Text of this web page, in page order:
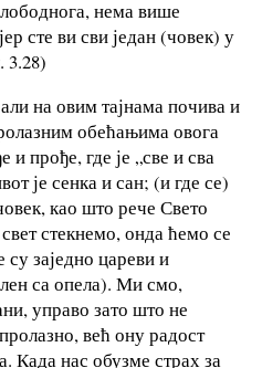
нема више
сте ви сви један (човек) у
3.28)
на овим тајнама почива и
обећањима овога
и прође, где је „све и сва
је сенка и сан; (и где се)
као што рече Свето
стекнемо, онда ћемо се
су заједно цареви и
са опела). Ми смо,
управо зато што не
већ ону радост
Када нас обузме страх за